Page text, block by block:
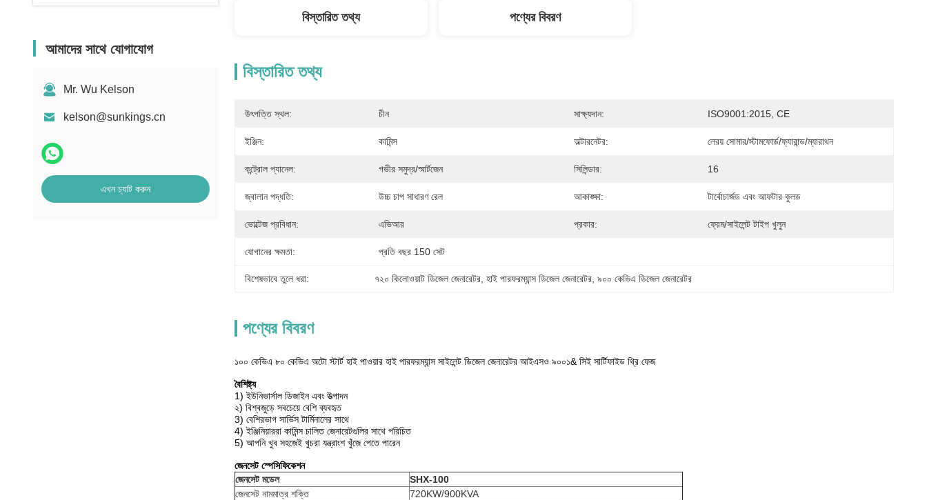
আমাদের সাথে যোগাযোগ
Mr. Wu Kelson
kelson@sunkings.cn
এখন চ্যাট করুন
বিস্তারিত তথ্য পণ্যের বিবরণ
বিস্তারিত তথ্য
উৎপত্তি স্থল: চীন সাক্ষ্যদান: ISO9001:2015, CE
ইঞ্জিন: কামিন্স অল্টারনেটর: লেরয় সোমার/স্টামফোর্ড/ফ্যারান্ড/ম্যারাথন
কন্ট্রোল প্যানেল: গভীর সমুদ্র/স্মার্টজেন সিলিন্ডার: 16
জ্বালান পদ্ধতি: উচ্চ চাপ সাধারণ রেল আকাঙ্ক্ষা: টার্বোচার্জড এবং আফটার কুলড
ভোল্টেজ প্রবিধান: এভিআর প্রকার: ফ্রেম/সাইলেন্ট টাইপ খুলুন
যোগানের ক্ষমতা: প্রতি বছর 150 সেট
বিশেষভাবে তুলে ধরা: ৭২০ কিলোওয়াট ডিজেল জেনারেটর , হাই পারফরম্যান্স ডিজেল জেনারেটর , ৯০০ কেভিএ ডিজেল জেনারেটর
পণ্যের বিবরণ
১০০ কেভিএ ৮০ কেভিএ অটো স্টার্ট হাই পাওয়ার হাই পারফরম্যান্স সাইলেন্ট ডিজেল জেনারেটর আইএসও ৯০০১& সিই সার্টিফাইড থ্রি ফেজ
বৈশিষ্ট্য
1) ইউনিভার্সাল ডিজাইন এবং উত্পাদন
২) বিশ্বজুড়ে সবচেয়ে বেশি ব্যবহৃত
3) বেশিরভাগ সার্ভিস টার্মিনালের সাথে
4) ইঞ্জিনিয়াররা কামিন্স চালিত জেনারেটগুলির সাথে পরিচিত
5) আপনি খুব সহজেই খুচরা যন্ত্রাংশ খুঁজে পেতে পারেন
জেনসেট স্পেসিফিকেশন
জেনসেট মডেল
SHX-100
জেনসেট নামমাত্র শক্তি
720KW/900KVA